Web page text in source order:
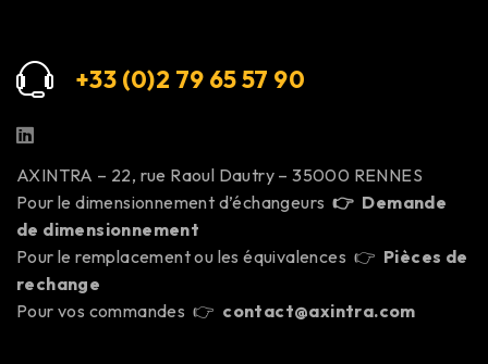
+33 (0)2 79 65 57 90
AXINTRA – 22, rue Raoul Dautry – 35000 RENNES
Pour le dimensionnement d’échangeurs👉 Demande
de dimensionnement
Pour le remplacement ou les équivalences 👉 Pièces de
rechange
Pour vos commandes 👉 contact@axintra.com